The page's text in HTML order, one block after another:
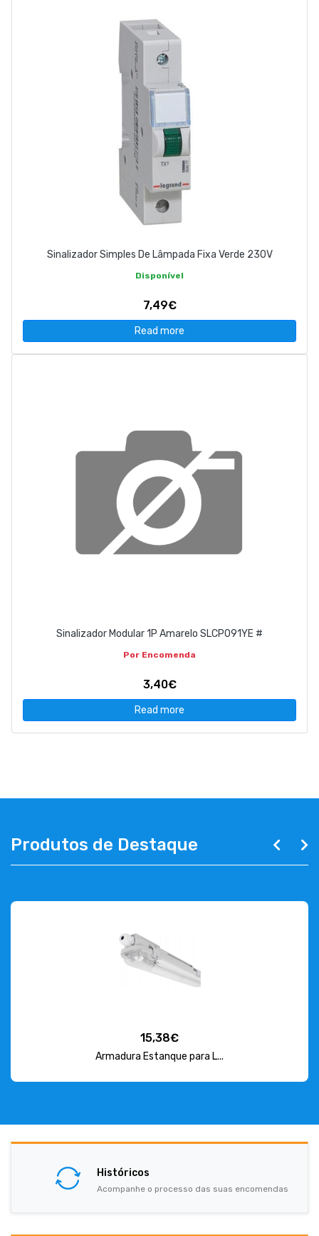
Sinalizador Simples De Lâmpada Fixa Verde 230V
Disponível
7,49€
Read more
Sinalizador Modular 1P Amarelo SLCP091YE #
Por Encomenda
3,40€
Read more
Produtos de Destaque
15,38€
Armadura Estanque para L...
Históricos
Acompanhe o processo das suas encomendas